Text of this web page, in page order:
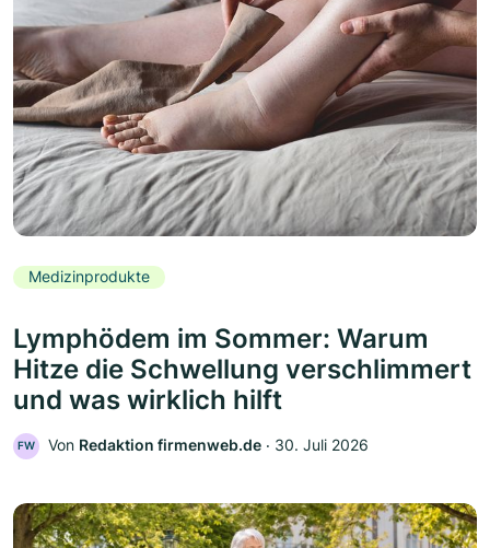
Medizinprodukte
Lymphödem im Sommer: Warum
Hitze die Schwellung verschlimmert
und was wirklich hilft
FW Von Redaktion firmenweb.de ‧ 30. Juli 2026